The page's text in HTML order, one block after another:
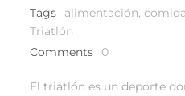
Tags
alimentación,
Triatlón
Comments
0
El triatlón es un deporte